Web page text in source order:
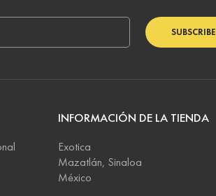
SUBSCRIBE
INFORMACIÓN DE LA TIENDA
Exotica
Mazatlán, Sinaloa
México